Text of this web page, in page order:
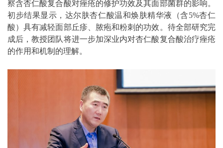
察含杏仁酸复合酸对痤疮的修护功效及其面部菌群的影响。
初步结果显示，达尔肤杏仁酸温和焕肤精华液（含5%杏仁
酸）具有减轻面部丘疹、脓疱和粉刺的功效。待全部研究完
成后，教授团队将进一步加深业内对杏仁酸复合酸治疗痤疮
的作用和机制的理解。